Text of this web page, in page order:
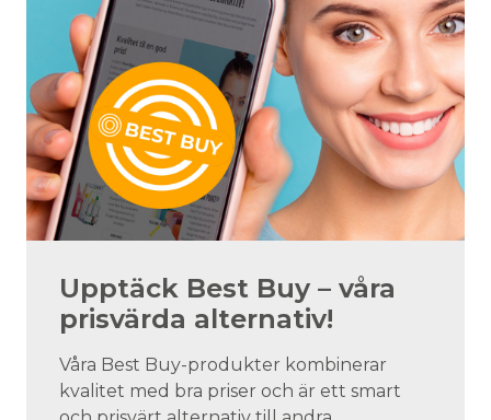
Upptäck Best Buy – våra
prisvärda alternativ!
Våra Best Buy-produkter kombinerar
kvalitet med bra priser och är ett smart